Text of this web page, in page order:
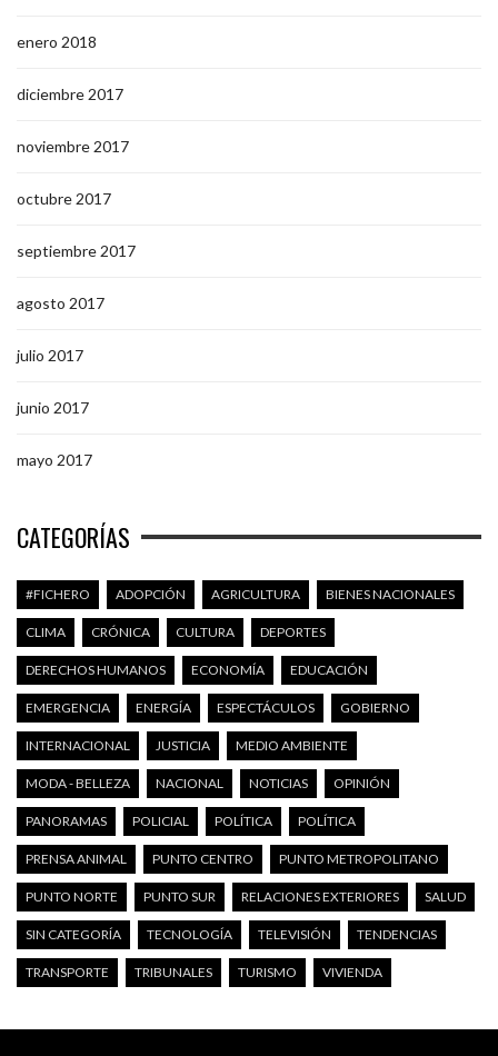
enero 2018
diciembre 2017
noviembre 2017
octubre 2017
septiembre 2017
agosto 2017
julio 2017
junio 2017
mayo 2017
CATEGORÍAS
#FICHERO ADOPCIÓN AGRICULTURA BIENES NACIONALES
CLIMA CRÓNICA CULTURA DEPORTES
DERECHOS HUMANOS ECONOMÍA EDUCACIÓN
EMERGENCIA ENERGÍA ESPECTÁCULOS GOBIERNO
INTERNACIONAL JUSTICIA MEDIO AMBIENTE
MODA - BELLEZA NACIONAL NOTICIAS OPINIÓN
PANORAMAS POLICIAL POLÍTICA POLÍTICA
PRENSA ANIMAL PUNTO CENTRO PUNTO METROPOLITANO
PUNTO NORTE PUNTO SUR RELACIONES EXTERIORES SALUD
SIN CATEGORÍA TECNOLOGÍA TELEVISIÓN TENDENCIAS
TRANSPORTE TRIBUNALES TURISMO VIVIENDA